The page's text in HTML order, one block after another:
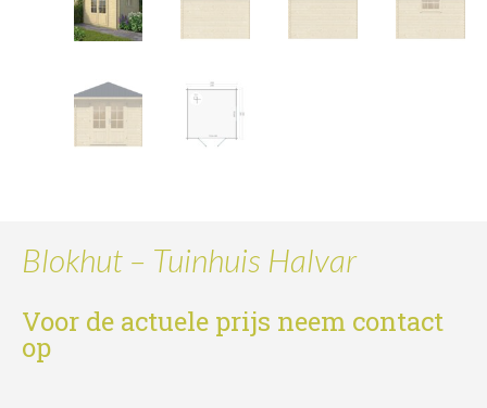
Blokhut – Tuinhuis Halvar
Voor de actuele prijs neem contact
op